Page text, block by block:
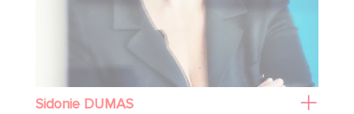
Sidonie DUMAS